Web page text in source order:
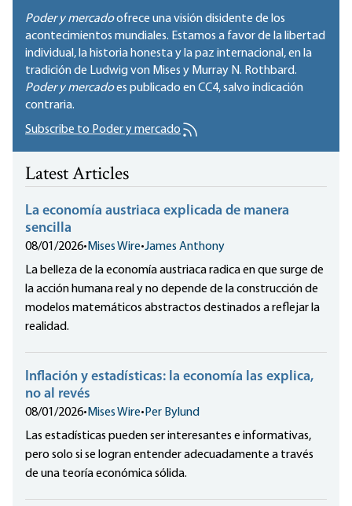
Poder y mercadoofrece una visión disidente de los
acontecimientos mundiales. Estamos a favor de la libertad
individual, la historia honesta y la paz internacional, en la
tradición de Ludwig von Mises y Murray N. Rothbard.
Poder y mercadoes publicado enCC4, salvo indicación
contraria.
Subscribe to Poder y mercado
Latest Articles
La economía austriaca explicada de manera
sencilla
08/01/2026• Mises Wire•James Anthony
La belleza de la economía austriaca radica en que surge de
la acción humana real y no depende de la construcción de
modelos matemáticos abstractos destinados a reflejar la
realidad.
Inflación y estadísticas: la economía las explica,
no al revés
08/01/2026• Mises Wire• Per Bylund
Las estadísticas pueden ser interesantes e informativas,
pero solo si se logran entender adecuadamente a través
de una teoría económica sólida.